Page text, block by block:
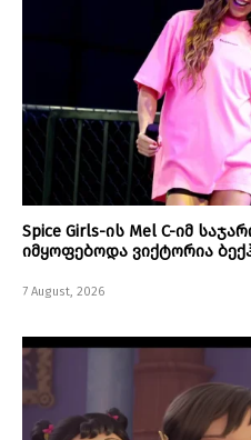
Spice Girls-ის Mel C-იმ
იმყოფებოდა ვიქტორია
7 August, 2026